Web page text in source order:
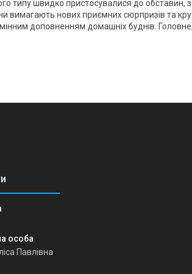
типу швидко пристосувалися до обставин,
вимагають нових приємних сюрпризів та
доповненням домашніх буднів.
Павлівна